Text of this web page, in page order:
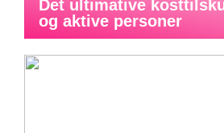
Det ultimative
og aktive personer